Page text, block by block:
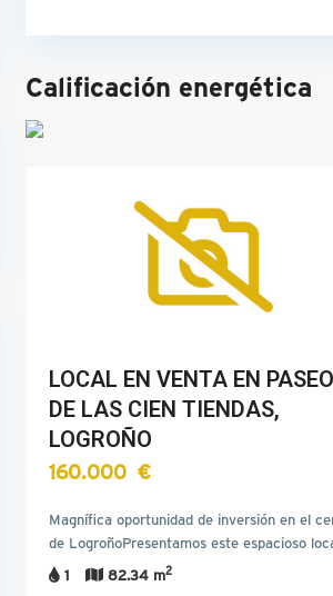
Calificación energética
LOCAL EN VENTA EN PASEO
DE LAS CIEN TIENDAS,
LOGROÑO
160.000 €
Magnífica oportunidad de inversión en el
de LogroñoPresentamos este espacioso
comercial disponible…
1 82.34 m2